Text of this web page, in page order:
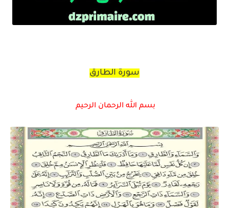
سورة الطارق
بسم الله الرحمان الرحيم